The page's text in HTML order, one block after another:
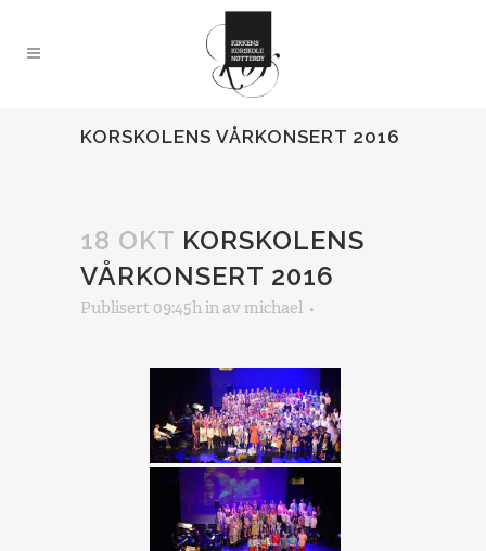
KORSKOLENS VÅRKONSERT 2016
18 OKT KORSKOLENS
VÅRKONSERT 2016
Publisert 09:45hin av michael